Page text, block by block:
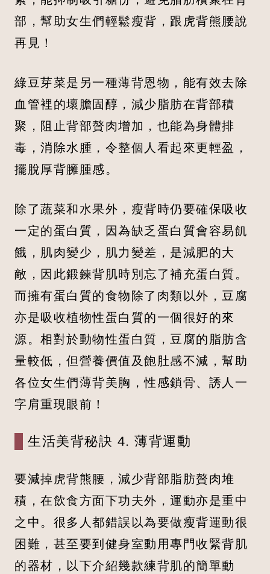
部，幫助女生們輕鬆瘦背，跟虎背熊腰說
再見！
綠豆芽菜是另一種薄背恩物，能有效去除
血管裡的壞膽固醇，減少脂肪在背部積
聚，阻止背部贅肉增加，也能為身體排
毒，消除水腫，令整個人看起來更輕盈，
擺脫厚背臃腫感。
除了蔬菜和水果外，瘦背時仍要確保吸收
一定的蛋白質，因為缺乏蛋白質會容易飢
餓，肌肉變少，肌力變差，是減肥的大
敵，因此鍛鍊背肌時別忘了補充蛋白質。
而擁有蛋白質的食物除了肉類以外，豆腐
亦是吸收植物性蛋白質的一個很好的來
源。相對於動物性蛋白質，豆腐的脂肪含
量較低，但營養價值及飽肚感不減，幫助
各位女生們薄背美胸，性感鎖骨、誘人一
字肩重現眼前！
生活美背秘訣 4. 薄背運動
要減掉虎背熊腰，減少背部脂肪贅肉堆
積，在飲食方面下功夫外，運動亦是重中
之中。很多人都錯誤以為要做瘦背運動很
困難，甚至要到健身室動用專門收緊背肌
的器材，以下介紹幾款練背肌的簡單動